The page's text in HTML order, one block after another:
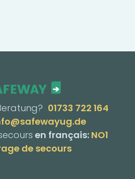
01733 722 164
en français: NO1
de secours